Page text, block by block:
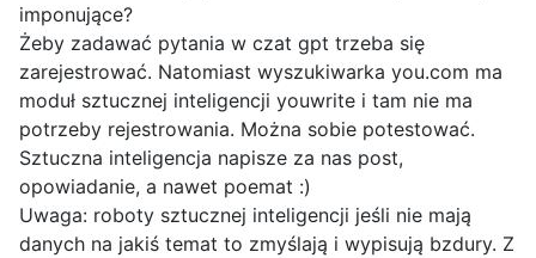
imponujące?
Żeby zadawać pytania w czat gpt trzeba się
zarejestrować. Natomiast wyszukiwarka you.com ma
moduł sztucznej inteligencji youwrite i tam nie ma
potrzeby rejestrowania. Można sobie potestować.
Sztuczna inteligencja napisze za nas post,
opowiadanie, a nawet poemat :)
Uwaga: roboty sztucznej inteligencji jeśli nie mają
danych na jakiś temat to zmyślają i wypisują bzdury. Z